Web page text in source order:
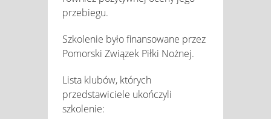
przebiegu.
Szkolenie było finansowane przez
Pomorski Związek Piłki Nożnej.
Lista klubów, których
przedstawiciele ukończyli
szkolenie: